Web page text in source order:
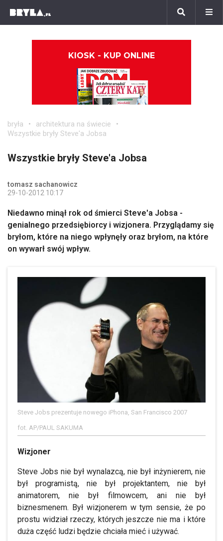
KIOSK - KUP ONLINE
bryła
architektura na świecie
Wszystkie bryły Steve'a Jobsa
Wszystkie bryły Steve'a Jobsa
tomasz sachanowicz
29-10-2012 10:17
Niedawno minął rok od śmierci Steve'a Jobsa -
genialnego przedsiębiorcy i wizjonera. Przyglądamy się
bryłom, które na niego wpłynęły oraz bryłom, na które
on wywarł swój wpływ.
Steve Jobs prezentuje nowego iPhona, San Francisco 2007
fot. AP/PAUL SAKUMA
Wizjoner
Steve Jobs nie był wynalazcą, nie był inżynierem, nie
był programistą, nie był projektantem, nie był
animatorem, nie był filmowcem, ani nie był
biznesmenem. Był wizjonerem w tym sensie, że po
prostu widział rzeczy, których jeszcze nie ma i które
duża część ludzi będzie chciała mieć i używać.